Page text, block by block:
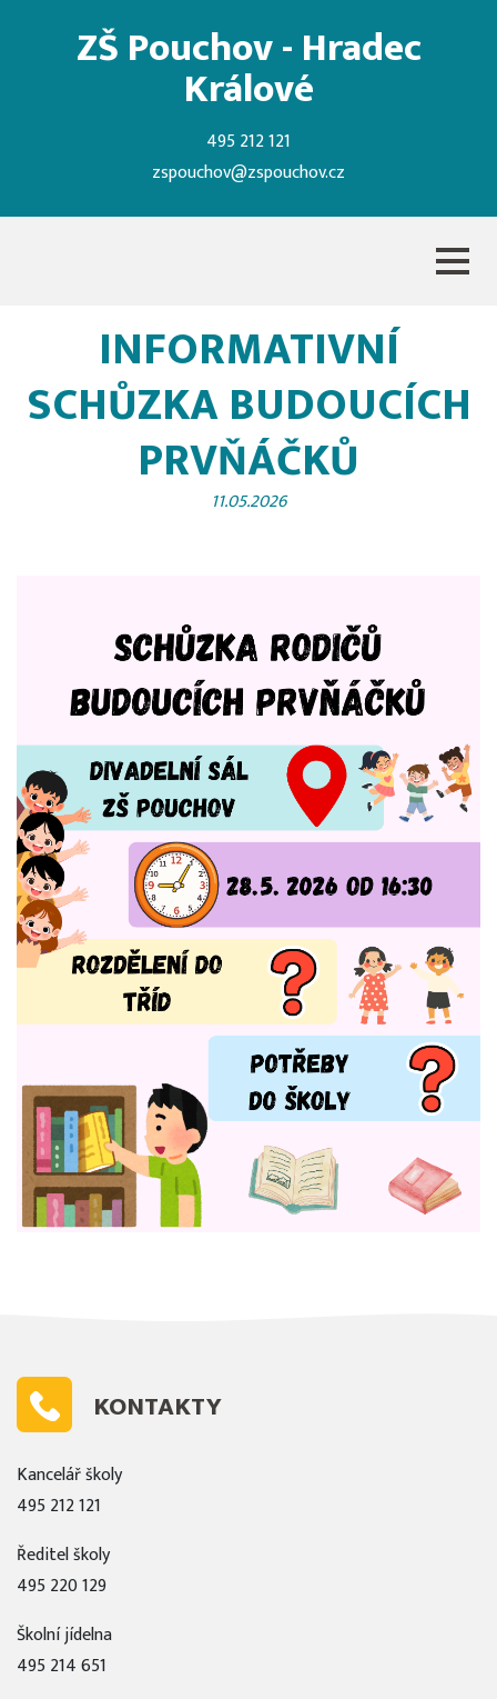
ZŠ Pouchov - Hradec
Králové
495 212 121
zspouchov@zspouchov.cz
INFORMATIVNÍ
SCHŮZKA BUDOUCÍCH
PRVŇÁČKŮ
11.05.2026
KONTAKTY
Kancelář školy
495 212 121
Ředitel školy
495 220 129
Školní jídelna
495 214 651